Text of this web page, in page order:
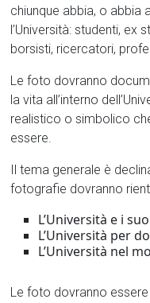
chiunque abbia, o abbia
l’Università: studenti, ex
borsisti, ricercatori,
Le foto dovranno
la vita all’interno
realistico o simbolico
essere.
Il tema generale è
fotografie dovranno
L’Università e i
L’Università per
L’Università nel
Le foto dovranno essere